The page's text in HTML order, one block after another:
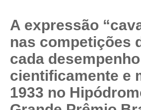
A expressão
nas competições
cada
cientificamente e
1933 no